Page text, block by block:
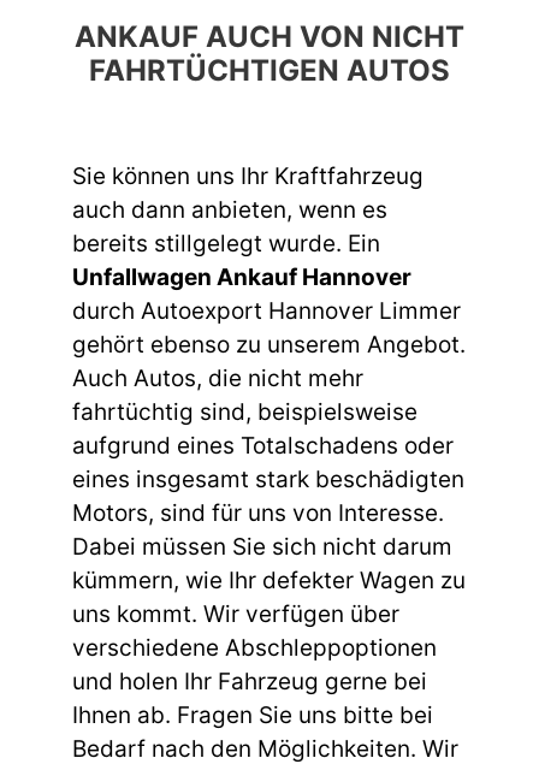
ANKAUF AUCH VON NICHT
FAHRTÜCHTIGEN AUTOS
Sie können uns Ihr Kraftfahrzeug
auch dann anbieten, wenn es
bereits stillgelegt wurde. Ein
Unfallwagen Ankauf Hannover
durch Autoexport Hannover Limmer
gehört ebenso zu unserem Angebot.
Auch Autos, die nicht mehr
fahrtüchtig sind, beispielsweise
aufgrund eines Totalschadens oder
eines insgesamt stark beschädigten
Motors, sind für uns von Interesse.
Dabei müssen Sie sich nicht darum
kümmern, wie Ihr defekter Wagen zu
uns kommt. Wir verfügen über
verschiedene Abschleppoptionen
und holen Ihr Fahrzeug gerne bei
Ihnen ab. Fragen Sie uns bitte bei
Bedarf nach den Möglichkeiten. Wir